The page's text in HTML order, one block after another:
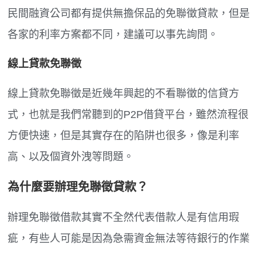
民間融資公司都有提供無擔保品的免聯徵貸款，但是
各家的利率方案都不同，建議可以事先詢問。
線上貸款免聯徵
線上貸款免聯徵是近幾年興起的不看聯徵的信貸方
式，也就是我們常聽到的P2P借貸平台，雖然流程很
方便快速，但是其實存在的陷阱也很多，像是利率
高、以及個資外洩等問題。
為什麼要辦理免聯徵貸款？
辦理免聯徵借款其實不全然代表借款人是有信用瑕
疵，有些人可能是因為急需資金無法等待銀行的作業